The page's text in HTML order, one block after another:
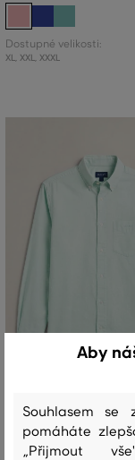
Dostupné velikosti:
XL, XXL, XXXL
KOŠILE GANT REG
OXFORD DOBBY SHIRT
Aby
Souhlasem se
pomáháte
„Přijmout